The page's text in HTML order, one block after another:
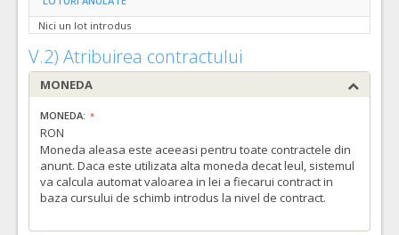
Nici un lot introdus
V.2) Atribuirea contractului
MONEDA
MONEDA:
RON
Moneda aleasa este aceeasi pentru toate contractele din
anunt. Daca este utilizata alta moneda decat leul, sistemul
va calcula automat valoarea in lei a fiecarui contract in
baza cursului de schimb introdus la nivel de contract.